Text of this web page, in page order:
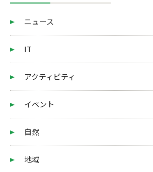
ニュース
IT
アクティビティ
イベント
自然
地域